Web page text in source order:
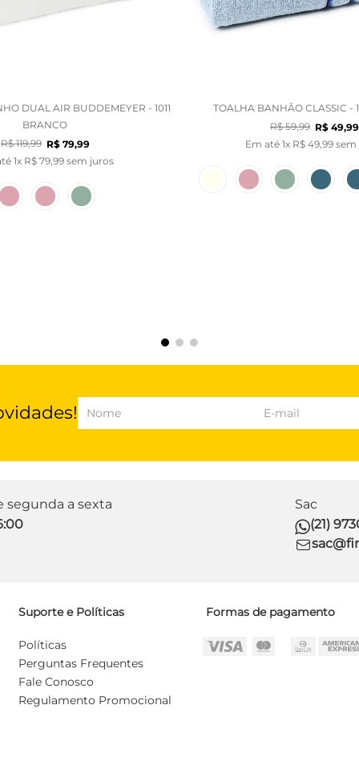
DUAL AIR BUDDEMEYER - 1011
BRANCO
R$ 119,99 R$ 79,99
1x R$ 79, 99sem juros
TOALHA BANHÃO CLASSIC -
R$ 59,99 R$ 49,99
Em até 1x R$ 49 99 sem
segunda a sexta
Sac
(21)
Suporte e Políticas
Políticas
Perguntas Frequentes
Fale Conosco
Regulamento Promocional
Formas de pagamento